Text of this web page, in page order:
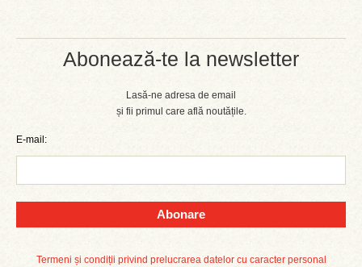
Abonează-te la newsletter
Lasă-ne adresa de email
și fii primul care află noutățile.
E-mail:
Abonare
Termeni și condiții privind prelucrarea datelor cu caracter personal